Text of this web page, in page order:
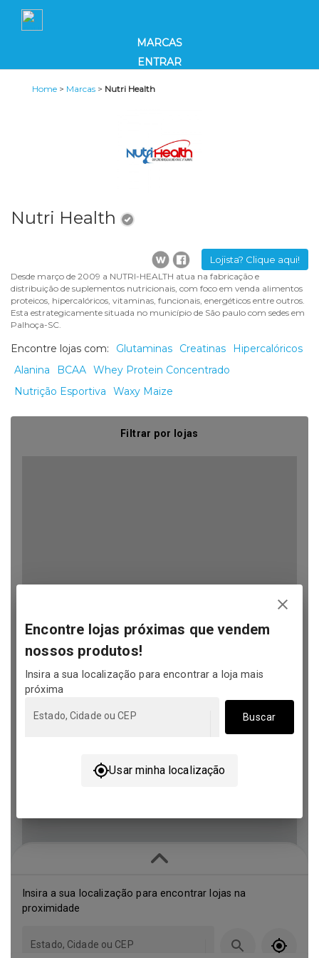
MARCAS
ENTRAR
Home > Marcas > Nutri Health
Nutri Health
Lojista? Clique aqui!
Desde março de 2009 a NUTRI-HEALTH atua na fabricação e
distribuição de suplementos nutricionais, com foco em venda alimentos
proteicos, hipercalóricos, vitaminas, funcionais, energéticos entre outros.
Esta estrategicamente situada no município de São paulo com sedes em
Palhoça-SC.
Encontre lojas com: Glutaminas Creatinas
Hipercalóricos
Alanina
BCAA Whey Protein Concentrado
Nutrição Esportiva
Waxy Maize